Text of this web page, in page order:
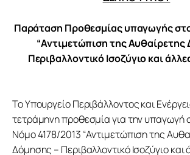
Παράταση Προθεσμίας υπαγωγής
“Αντιμετώπιση της Αυθαίρετης
Περιβαλλοντικό Ισοζύγιο και
Το Υπουργείο Περιβάλλοντος και
τετράμηνη προθεσμία για την υπαγωγή
Νόμο 4178/2013 “Αντιμετώπιση της
Δόμησης – Περιβαλλοντικό Ισοζύγιο και